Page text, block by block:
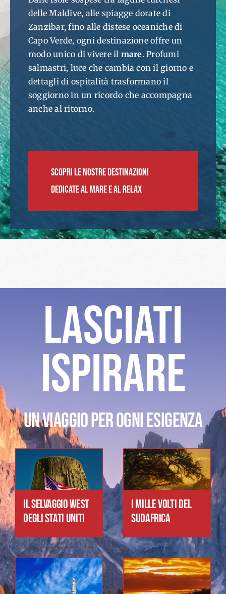
delle Maldive, alle spiagge dorate di
Zanzibar, fino alle distese oceaniche di
Capo Verde, ogni destinazione offre un
modo unico di vivere il mare. Profumi
salmastri, luce che cambia con il giorno e
dettagli di ospitalità trasformano il
soggiorno in un ricordo che accompagna
anche al ritorno.
SCOPRI LE NOSTRE DESTINAZIONI
dedicate al mare e al relax
LASCIATI
ISPIRARE
UN VIAGGIO PER OGNI ESIGENZA
IL SELVAGGIO WEST
DEGLI STATI UNITI
I MILLE VOLTI DEL
SUDAFRICA